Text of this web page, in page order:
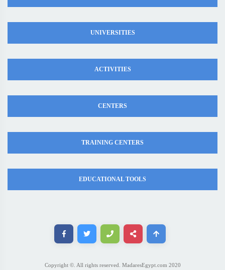
UNIVERSITIES
ACTIVITIES
CENTERS
TRAINING CENTERS
EDUCATIONAL TOOLS
Copyright ©. All rights reserved. MadaresEgypt.com 2020